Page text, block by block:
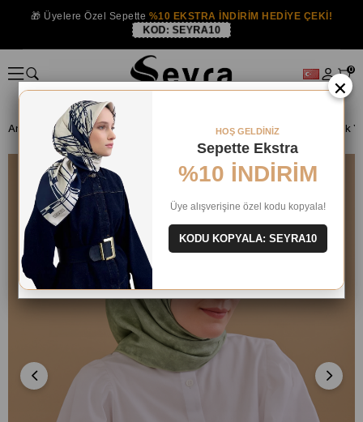
🎁 Üyelere Özel Sepette %10 EKSTRA İNDİRİM HEDİYE ÇEKİ!
KOD: SEYRA10
0
Anasayfa İPEK EŞARP
×
HOŞ GELDİNİZ
Sepette Ekstra
%10 İNDİRİM
Üye alışverişine özel kodu kopyala!
KODU KOPYALA: SEYRA10